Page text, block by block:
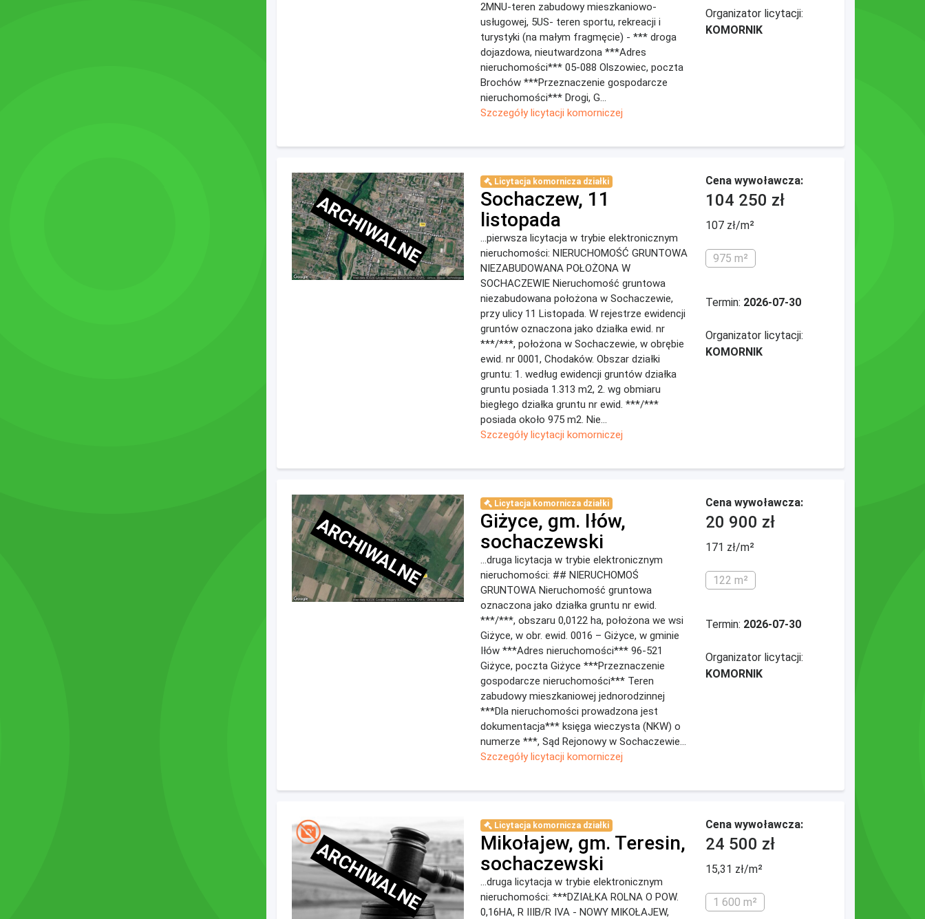
2MNU-teren zabudowy mieszkaniowo-
usługowej, 5US- teren sportu, rekreacji i
turystyki (na małym fragmęcie) - *** droga
dojazdowa, nieutwardzona ***Adres
nieruchomości*** 05-088 Olszowiec, poczta
Brochów ***Przeznaczenie gospodarcze
nieruchomości*** Drogi, G...
Szczegóły licytacji komorniczej
Organizator licytacji:
KOMORNIK
ARCHIWALNE
Licytacja komornicza działki
Sochaczew, 11
listopada
...pierwsza licytacja w trybie elektronicznym
nieruchomości: NIERUCHOMOŚĆ GRUNTOWA
NIEZABUDOWANA POŁOŻONA W
SOCHACZEWIE Nieruchomość gruntowa
niezabudowana położona w Sochaczewie,
przy ulicy 11 Listopada. W rejestrze ewidencji
gruntów oznaczona jako działka ewid. nr
***/***, położona w Sochaczewie, w obrębie
ewid. nr 0001, Chodaków. Obszar działki
gruntu: 1. według ewidencji gruntów działka
gruntu posiada 1.313 m2, 2. wg obmiaru
biegłego działka gruntu nr ewid. ***/***
posiada około 975 m2. Nie...
Szczegóły licytacji komorniczej
Cena wywoławcza:
104 250 zł
107 zł/m²
975 m²
Termin: 2026-07-30
Organizator licytacji:
KOMORNIK
ARCHIWALNE
Licytacja komornicza działki
Giżyce, gm. Iłów,
sochaczewski
...druga licytacja w trybie elektronicznym
nieruchomości: ## NIERUCHOMOŚ
GRUNTOWA Nieruchomość gruntowa
oznaczona jako działka gruntu nr ewid.
***/***, obszaru 0,0122 ha, położona we wsi
Giżyce, w obr. ewid. 0016 – Giżyce, w gminie
Iłów ***Adres nieruchomości*** 96-521
Giżyce, poczta Giżyce ***Przeznaczenie
gospodarcze nieruchomości*** Teren
zabudowy mieszkaniowej jednorodzinnej
***Dla nieruchomości prowadzona jest
dokumentacja*** księga wieczysta (NKW) o
numerze ***, Sąd Rejonowy w Sochaczewie...
Szczegóły licytacji komorniczej
Cena wywoławcza:
20 900 zł
171 zł/m²
122 m²
Termin: 2026-07-30
Organizator licytacji:
KOMORNIK
ARCHIWALNE
Licytacja komornicza działki
Mikołajew, gm. Teresin,
sochaczewski
...druga licytacja w trybie elektronicznym
nieruchomości: ***DZIAŁKA ROLNA O POW.
0,16HA, R IIIB/R IVA - NOWY MIKOŁAJEW,
Cena wywoławcza:
24 500 zł
15,31 zł/m²
1 600 m²